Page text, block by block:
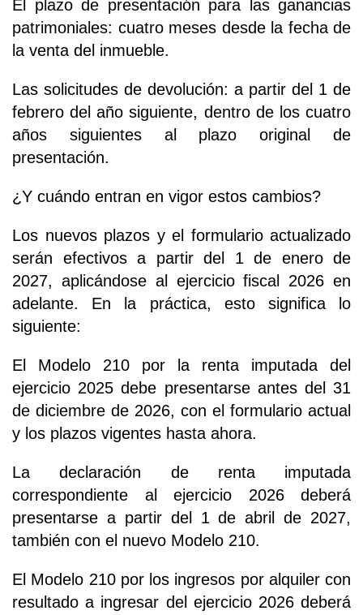
El plazo de presentación para las ganancias
patrimoniales: cuatro meses desde la fecha de
la venta del inmueble.
Las solicitudes de devolución: a partir del 1 de
febrero del año siguiente, dentro de los cuatro
años siguientes al plazo original de
presentación.
¿Y cuándo entran en vigor estos cambios?
Los nuevos plazos y el formulario actualizado
serán efectivos a partir del 1 de enero de
2027, aplicándose al ejercicio fiscal 2026 en
adelante. En la práctica, esto significa lo
siguiente:
El Modelo 210 por la renta imputada del
ejercicio 2025 debe presentarse antes del 31
de diciembre de 2026, con el formulario actual
y los plazos vigentes hasta ahora.
La declaración de renta imputada
correspondiente al ejercicio 2026 deberá
presentarse a partir del 1 de abril de 2027,
también con el nuevo Modelo 210.
El Modelo 210 por los ingresos por alquiler con
resultado a ingresar del ejercicio 2026 deberá